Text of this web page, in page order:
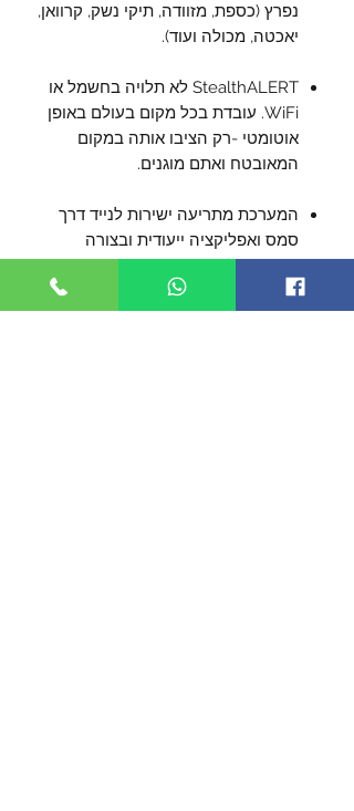
נפרץ (כספת, מזוודה, תיקי נשק, קרוואן,
יאכטה, מכולה ועוד).
StealthALERT לא תלויה בחשמל או
WiFi. עובדת בכל מקום בעולם באופן
אוטומטי -רק הציבו אותה במקום
המאובטח ואתם מוגנים.
המערכת מתריעה ישירות לנייד דרך
סמס ואפליקציה ייעודית ובצורה
המאובטח נגנב -המיקום משודר
אליכם.